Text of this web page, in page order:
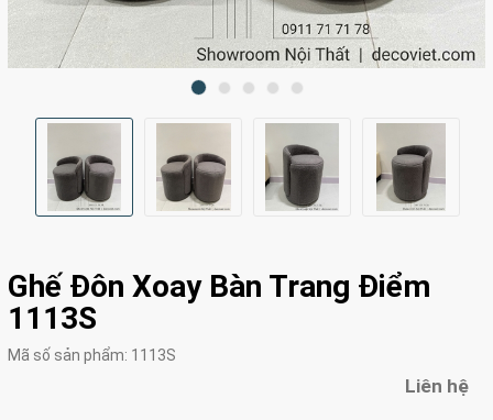
Ghế Đôn Xoay Bàn Trang Điểm
1113S
Mã số sản phẩm: 1113S
Liên hệ